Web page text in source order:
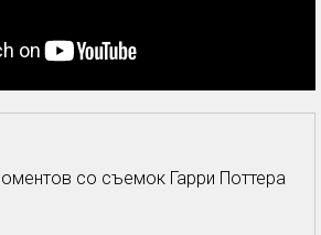
со съемок Гарри Поттера